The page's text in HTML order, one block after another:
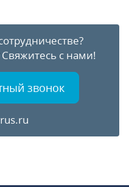
Свяжитесь с нами!
звонок